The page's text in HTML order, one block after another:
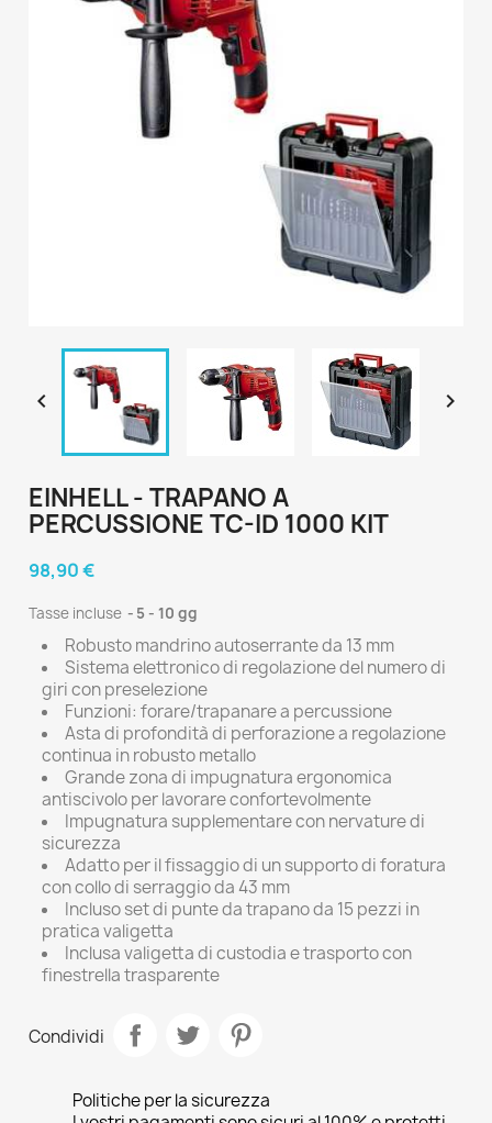
 
EINHELL - TRAPANO A
PERCUSSIONE TC-ID 1000 KIT
98,90 €
Tasse incluse 5 - 10 gg
Robusto mandrino autoserrante da 13 mm
Sistema elettronico di regolazione del numero di
giri con preselezione
Funzioni: forare/trapanare a percussione
Asta di profondità di perforazione a regolazione
continua in robusto metallo
Grande zona di impugnatura ergonomica
antiscivolo per lavorare confortevolmente
Impugnatura supplementare con nervature di
sicurezza
Adatto per il fissaggio di un supporto di foratura
con collo di serraggio da 43 mm
Incluso set di punte da trapano da 15 pezzi in
pratica valigetta
Inclusa valigetta di custodia e trasporto con
finestrella trasparente
Condividi
Politiche per la sicurezza